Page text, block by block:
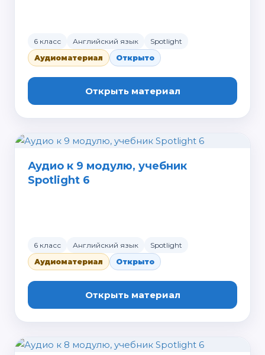
6 класс Английский язык
Spotlight
Аудиоматериал
Открыто
Открыть материал
Аудио к 9 модулю, учебник
Spotlight 6
6 класс Английский язык
Spotlight
Аудиоматериал
Открыто
Открыть материал